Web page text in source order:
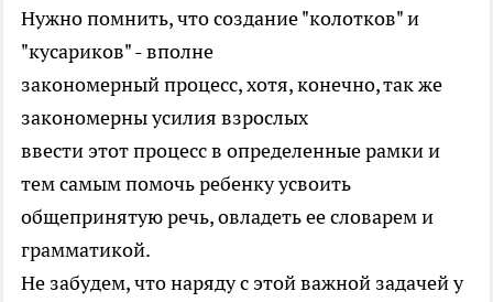
Нужно помнить, что создание "колотков" и
"кусариков" - вполне
закономерный процесс, хотя, конечно, так же
закономерны усилия взрослых
ввести этот процесс в определенные рамки и
тем самым помочь ребенку усвоить
общепринятую речь, овладеть ее словарем и
грамматикой.
Не забудем, что наряду с этой важной задачей у